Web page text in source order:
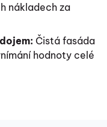
nákladech za
Čistá fasáda
hodnoty celé